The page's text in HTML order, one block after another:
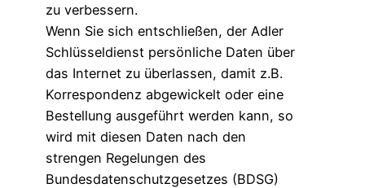
zu verbessern.
Wenn Sie sich entschließen, der Adler
Schlüsseldienst persönliche Daten über
das Internet zu überlassen, damit z.B.
Korrespondenz abgewickelt oder eine
Bestellung ausgeführt werden kann, so
wird mit diesen Daten nach den
strengen Regelungen des
Bundesdatenschutzgesetzes (BDSG)